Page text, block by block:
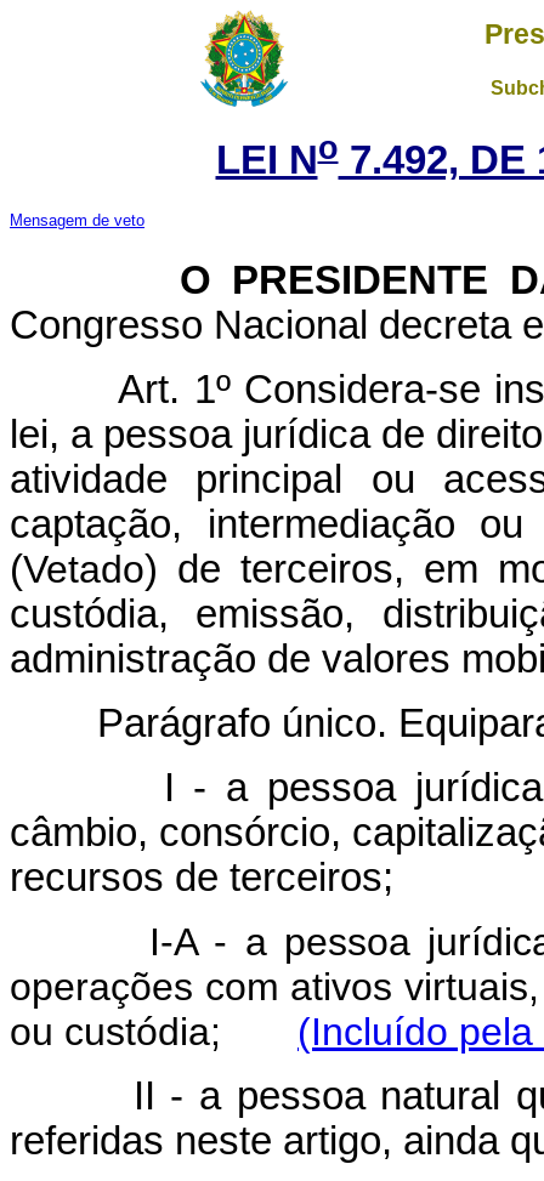
LEI No7.492, DE
Mensagem de veto
O PRESIDENTE DA
Congresso Nacional decreta
Art. 1º Considera-se
lei, a pessoa jurídica de
atividade principal ou
captação, intermediação
(Vetado) de terceiros, em
custódia, emissão,
administração de valores
Parágrafo único.
I - a pessoa
câmbio, consórcio,
recursos de terceiros;
I-A - a pessoa
operações com ativos
ou custódia; (Incluído
II - a pessoa natural
referidas neste artigo, ainda